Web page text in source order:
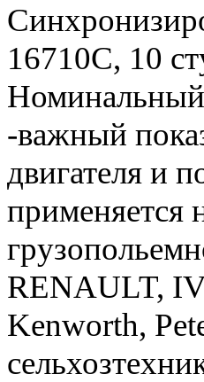
16710C, 10
-важный
двигателя и
применяется
RENAULT,
Kenworth,